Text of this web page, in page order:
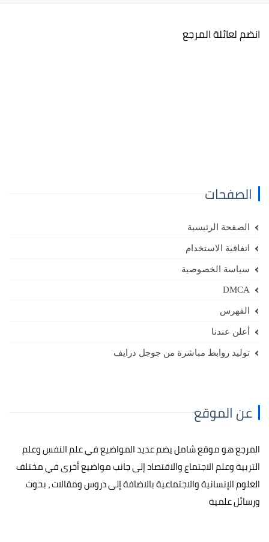
انضم لعائلة المرجع
الصفحات
الصفحة الرئيسية
اتفاقية الاستخدام
سياسة الخصوصية
DMCA
الفهرس
أعلن عندنا
توليد روابط مباشرة من جوجل درايف
عن الموقع
المرجع هو موقع شامل يضم عديد المواضيع في علم النفس وعلم
التربية وعلم الاجتماع والاقتصاد إلى جانب مواضيع أخرى في مختلف
العلوم الإنسانية والاجتماعية بالاضافة إلى دروس ومقالات ، بحوث
ورسائل علمية